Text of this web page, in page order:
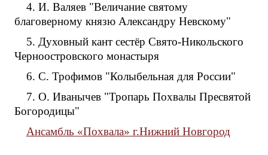
4. И. Валяев "Величание святому
благоверному князю Александру Невскому"
5. Духовный кант сестёр Свято-Никольского
Черноостровского монастыря
6. С. Трофимов "Колыбельная для России"
7. О. Иванычев "Тропарь Похвалы Пресвятой
Богородицы"
Ансамбль «Похвала» г.Нижний Новгород